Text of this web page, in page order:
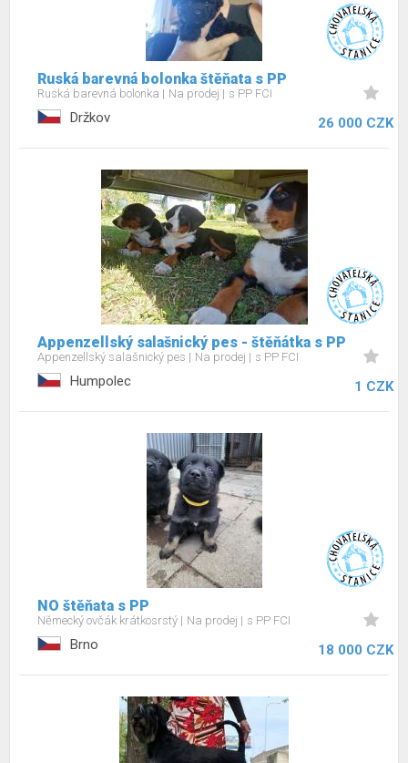
Ruská barevná bolonka štěňata s PP
Ruská barevná bolonka Na prodej s PP FCI
Držkov 26 000 CZK
Appenzellský salašnický pes - štěňátka s PP
Appenzellský salašnický pes Na prodej s PP FCI
Humpolec 1 CZK
NO štěňata s PP
Německý ovčák krátkosrstý Na prodej s PP FCI
Brno 18 000 CZK